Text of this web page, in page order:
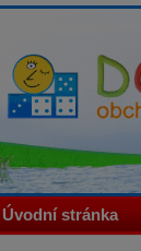
Domino -
Úvodní stránka